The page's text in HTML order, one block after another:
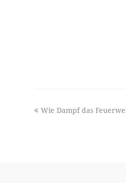
previous
Wie Dampf das